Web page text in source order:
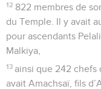
12 822 membres de
du Temple. Il y avait
pour ascendants
Malkiya,
13 ainsi que 242 chefs
avait Amachsaï, fils